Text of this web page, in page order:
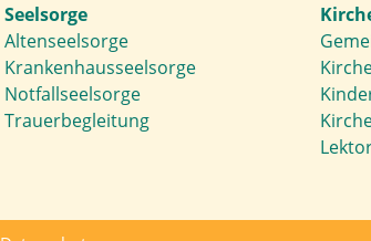
Seelsorge
Altenseelsorge
Krankenhausseelsorge
Notfallseelsorge
Trauerbegleitung